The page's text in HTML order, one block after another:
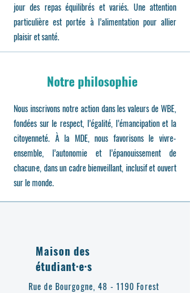
jour des repas équilibrés et variés. Une attention
particulière est portée à l’alimentation pour allier
plaisir et santé.
Notre philosophie
Nous inscrivons notre action dans les valeurs de WBE,
fondées sur le respect, l’égalité, l’émancipation et la
citoyenneté. À la MDE, nous favorisons le vivre-
ensemble, l’autonomie et l’épanouissement de
chacun·e, dans un cadre bienveillant, inclusif et ouvert
sur le monde.
Maison des
étudiant·e·s
Rue de Bourgogne, 48 - 1190 Forest